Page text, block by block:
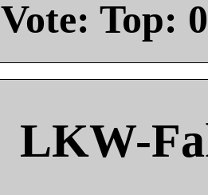
Vote: Top: 0
LKW-